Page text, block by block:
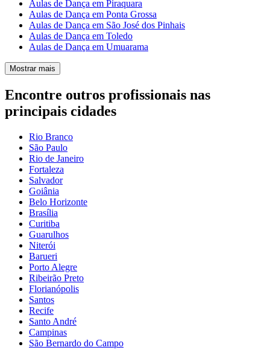
Aulas de Dança em Piraquara
Aulas de Dança em Ponta Grossa
Aulas de Dança em São José dos Pinhais
Aulas de Dança em Toledo
Aulas de Dança em Umuarama
Mostrar mais
Encontre outros profissionais nas
principais cidades
Rio Branco
São Paulo
Rio de Janeiro
Fortaleza
Salvador
Goiânia
Belo Horizonte
Brasília
Curitiba
Guarulhos
Niterói
Barueri
Porto Alegre
Ribeirão Preto
Florianópolis
Santos
Recife
Santo André
Campinas
São Bernardo do Campo